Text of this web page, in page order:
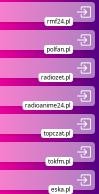
rmf24.pl
polfan.pl
radiozet.pl
radioanime24.pl
topczat.pl
tokfm.pl
eska.pl